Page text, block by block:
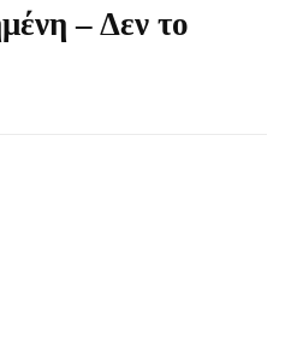
– Δεν το